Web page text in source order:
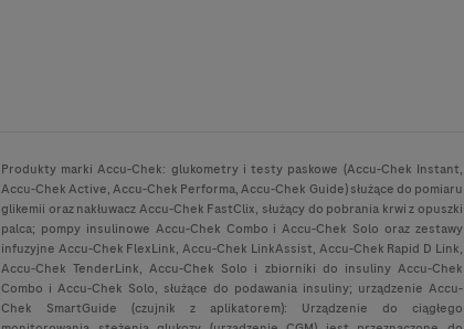
Produkty marki Accu-Chek: glukometry i testy paskowe (Accu-Chek Instant,
Accu-Chek Active, Accu-Chek Performa, Accu-Chek Guide) służące do pomiaru
glikemii oraz nakłuwacz Accu-Chek FastClix, służący do pobrania krwi z opuszki
palca; pompy insulinowe Accu-Chek Combo i Accu-Chek Solo oraz zestawy
infuzyjne Accu-Chek FlexLink, Accu-Chek LinkAssist, Accu-Chek Rapid D Link,
Accu-Chek TenderLink, Accu-Chek Solo i zbiorniki do insuliny Accu-Chek
Combo i Accu-Chek Solo, służące do podawania insuliny; urządzenie Accu-
Chek SmartGuide (czujnik z aplikatorem): Urządzenie do ciągłego